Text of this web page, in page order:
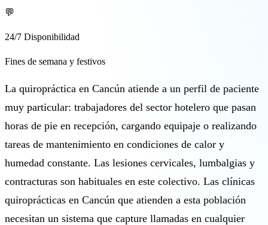
💬
24/7 Disponibilidad
Fines de semana y festivos
La quiropráctica en Cancún atiende a un perfil de paciente
muy particular: trabajadores del sector hotelero que pasan
horas de pie en recepción, cargando equipaje o realizando
tareas de mantenimiento en condiciones de calor y
humedad constante. Las lesiones cervicales, lumbalgias y
contracturas son habituales en este colectivo. Las clínicas
quiroprácticas en Cancún que atienden a esta población
necesitan un sistema que capture llamadas en cualquier